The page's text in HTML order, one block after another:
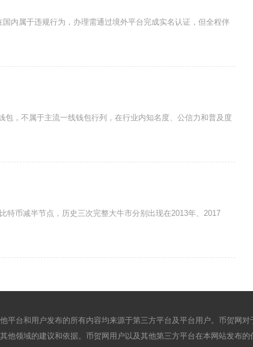
内属于违规行为，办理需通过境外平台完成实名认证，但全程伴
，不属于主流一线钱包行列，在行业内知名度、公信力和普及度
特币减半节点，历史三次完整大牛市分别出现在2013年、2017
台和用户发布的所有内容均来源于第三方平台及平台用户。币贺网
领域的建议和依据。币贺网用户以及其他第三方平台在本网站发布